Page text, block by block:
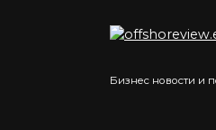
Бизнес новости и